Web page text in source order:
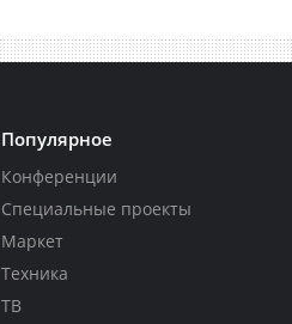
Популярное
Конференции
Специальные проекты
Маркет
Техника
ТВ